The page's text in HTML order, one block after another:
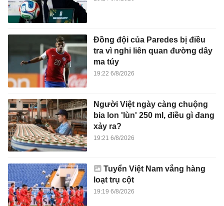
Đồng đội của Paredes bị điều
tra vì nghi liên quan đường dây
ma túy
19:22 6/8/2026
Người Việt ngày càng chuộng
bia lon 'lùn' 250 ml, điều gì đang
xảy ra?
19:21 6/8/2026
Tuyển Việt Nam vắng hàng
loạt trụ cột
19:19 6/8/2026